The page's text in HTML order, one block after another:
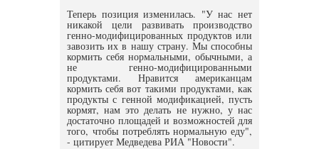
Теперь позиция изменилась. "У нас нет
никакой цели развивать производство
генно-модифицированных продуктов или
завозить их в нашу страну. Мы способны
кормить себя нормальными, обычными, а
не генно-модифицированными
продуктами. Нравится американцам
кормить себя вот такими продуктами, как
продукты с генной модификацией, пусть
кормят, нам это делать не нужно, у нас
достаточно площадей и возможностей для
того, чтобы потреблять нормальную еду",
- цитирует Медведева РИА "Новости".